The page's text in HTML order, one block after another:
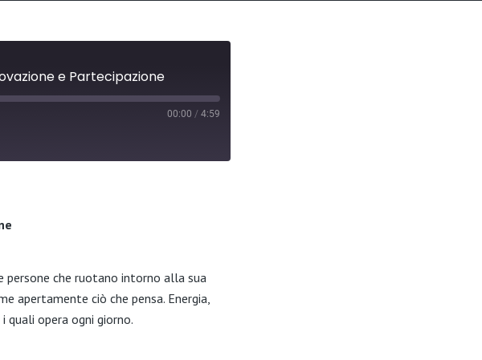
e Partecipazione
00:00 / 4:59
che ruotano intorno alla sua
apertamente ciò che pensa. Energia,
opera ogni giorno.